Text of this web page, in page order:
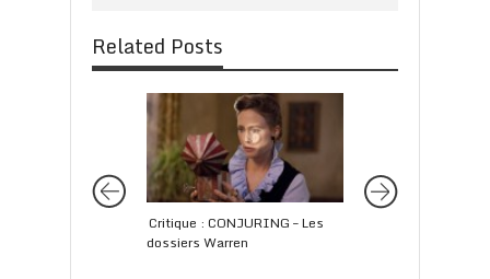
Related Posts
Critique : CONJURING – Les
dossiers Warren